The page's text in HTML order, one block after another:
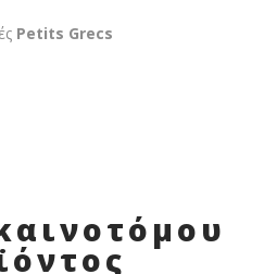
Petits Grecs